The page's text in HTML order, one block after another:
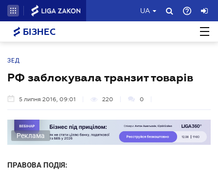
UA
БІЗНЕС
ЗЕД
РФ заблокувала транзит товарів
5 липня 2016, 09:01 220 0
Реклама
ПРАВОВА ПОДІЯ: